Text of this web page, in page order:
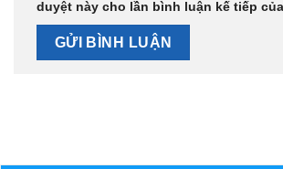
duyệt này cho lần bình luận kế tiếp